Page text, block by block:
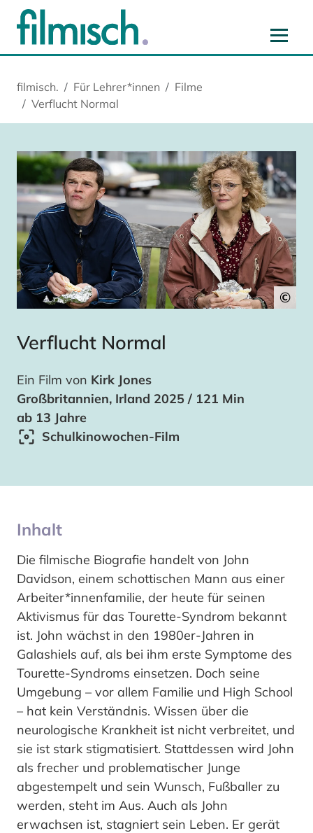
Hauptinhalt springen
Hauptnavigation springen
Cookie-Einstellungen springen
Startseite springen
filmisch. Für Lehrer*innen
Filme
Verflucht Normal
©
Verflucht Normal
Ein Film von Kirk Jones
Großbritannien, Irland 2025 / 121 Min
ab 13 Jahre
Schulkinowochen-Film
Inhalt
Die filmische Biografie handelt von John
Davidson, einem schottischen Mann aus einer
Arbeiter*innenfamilie, der heute für seinen
Aktivismus für das Tourette-Syndrom bekannt
ist. John wächst in den 1980er-Jahren in
Galashiels auf, als bei ihm erste Symptome des
Tourette-Syndroms einsetzen. Doch seine
Umgebung – vor allem Familie und High School
– hat kein Verständnis. Wissen über die
neurologische Krankheit ist nicht verbreitet, und
sie ist stark stigmatisiert. Stattdessen wird John
als frecher und problematischer Junge
abgestempelt und sein Wunsch, Fußballer zu
werden, steht im Aus. Auch als John
erwachsen ist, stagniert sein Leben. Er gerät